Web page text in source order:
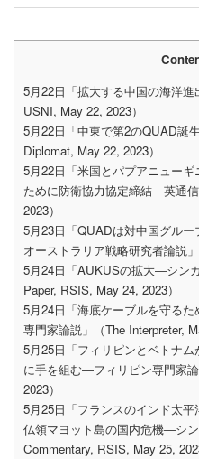
5月22日「拡大する中国の海洋
USNI, May 22, 2023）
5月22日「中東で第2のQUAD誕
Diplomat, May 22, 2023）
5月22日「米国とパプアニュー
ために防衛協力協定締結―英通
2023）
5月23日「QUADは対中国グル
オーストラリア戦略研究者論説
5月24日「AUKUSの拡大―シン
Paper, RSIS, May 24, 2023）
5月24日「海底ケーブルを守る
専門家論説」（The Interpreter,
5月25日「フィリピンとベトナ
に手を組む―フィリピン専門家
2023）
5月25日「フランスのインド太
仏領マヨット島の国内危機―シ
Commentary, RSIS, May 25,